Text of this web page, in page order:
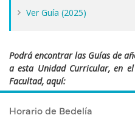
Horario de Bedelía
Ver Guía (2025)
Podrá encontrar las Guías de
a esta Unidad Curricular, en
Facultad, aquí: